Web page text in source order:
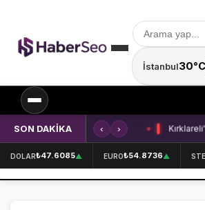
İstanbul30°C
Şehir seçin
SPOR
SPOR HABERLERİ
SON DAKİKA ‹ ›
DOLAR₺47.6085▲ EURO₺54.8736▲